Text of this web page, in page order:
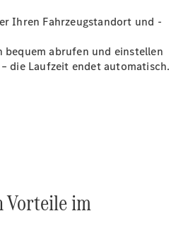
Ihren Fahrzeugstandort und -
bequem abrufen und einstellen
die Laufzeit endet automatisch.
Vorteile im